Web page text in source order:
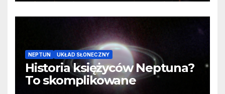
NEPTUN UKŁAD SŁONECZNY
Historia księżyców Neptuna?
To skomplikowane